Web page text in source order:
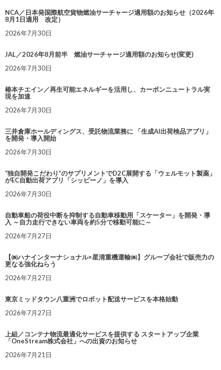
NCA／日本発国際航空貨物燃油サーチャージ適用額のお知らせ（2026年
8月1日適用 改定）
2026年7月30日
JAL／2026年8月前半 燃油サーチャージ適用額のお知らせ(変更)
2026年7月30日
椿本チエイン／再生可能エネルギーを活用し、カーボンニュートラル実
現を加速
2026年7月30日
三井倉庫ホールディングス、受託物流業務に 「生成AI出荷検品アプリ」
を開発・導入開始
2026年7月30日
“独自開発こだわり”のサプリメントでD2C展開する「ウェルモット製薬」
がEC自動出荷アプリ「シッピーノ」を導入
2026年7月30日
自動車船の荷役中断を抑制する自動車移動用「スケーター」を開発・導
入 ～自力走行できない車両を約5分で移動可能に～
2026年7月27日
【㈱ハナインターナショナル×星清重機運輸㈱】グループ会社で販売力の
更なる強化ねらう
2026年7月27日
東京ミッドタウン八重洲でロボット配送サービスを本格始動
2026年7月27日
上組／コンテナ物流最適化サービスを提供する スタートアップ企業
「OneStream株式会社」への出資のお知らせ
2026年7月21日